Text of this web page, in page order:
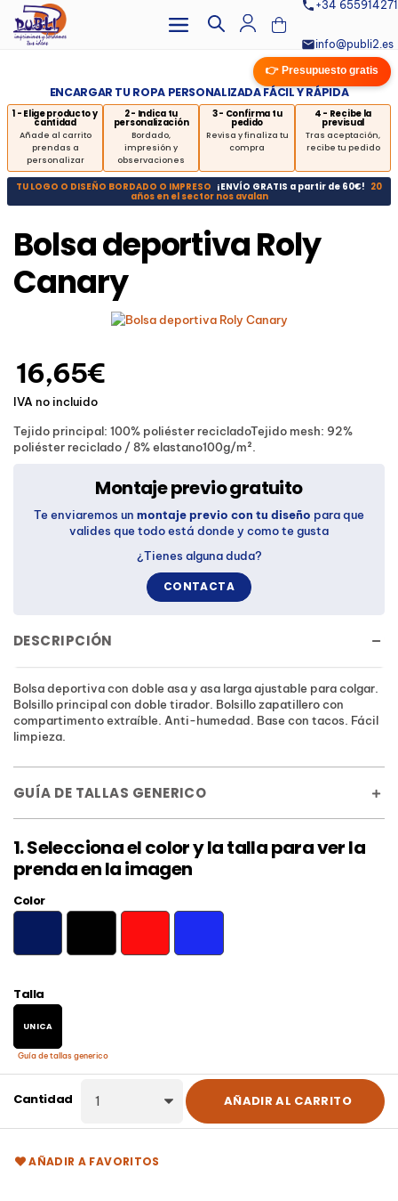
+34 655914271
info@publi2.es
👉 Presupuesto gratis
ENCARGAR TU ROPA PERSONALIZADA FÁCIL Y RÁPIDA
1 - Elige producto y
cantidad
Añade al carrito
prendas a
personalizar
2 - Indica tu
personalización
Bordado,
impresión y
observaciones
3 - Confirma tu
pedido
Revisa y finaliza tu
compra
4 - Recibe la
previsual
Tras aceptación,
recibe tu pedido
TU LOGO O DISEÑO BORDADO O IMPRESO ¡ENVÍO GRATIS a partir de 60€! 20
años en el sector nos avalan
Bolsa deportiva Roly
Canary
Tejido principal: 100% poliéster recicladoTejido mesh: 92%
poliéster reciclado / 8% elastano100g/m².
16,65€
IVA no incluido
Color
Talla
UNICA
Guía de tallas generico
Cantidad AÑADIR AL CARRITO
AÑADIR A FAVORITOS
DESCRIPCIÓN
Bolsa deportiva con doble asa y asa larga ajustable para colgar.
Bolsillo principal con doble tirador. Bolsillo zapatillero con
compartimento extraíble. Anti-humedad. Base con tacos. Fácil
limpieza.
GUÍA DE TALLAS GENERICO
1. Selecciona el color y la talla para ver la
prenda en la imagen
Montaje previo gratuito
Te enviaremos un montaje previo con tu diseño para que
valides que todo está donde y como te gusta
¿Tienes alguna duda?
CONTACTA